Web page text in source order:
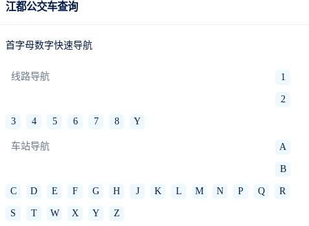
江都公交车查询
首字母数字快速导航
线路导航 1
2
3 4 5 6 7 8 Y
车站导航 A
B
C D E F G H J K L M N P Q R
S T W X Y Z